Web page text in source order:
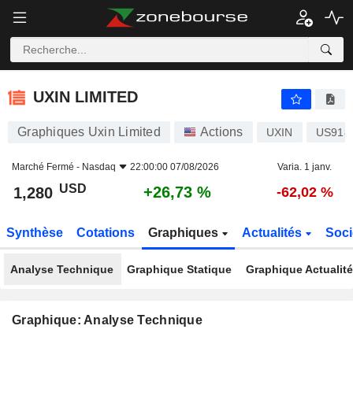
UXIN LIMITED
UXIN LIMITED
Graphiques Uxin Limited Actions UXIN
Marché Fermé - Nasdaq 22:00:00 07/08/2026 Varia. 1 janv.
1,280 USD +26,73 % -62,02 %
Synthèse Cotations Graphiques Actualités
Analyse Technique Graphique Statique Graphique
Graphique: Analyse Technique